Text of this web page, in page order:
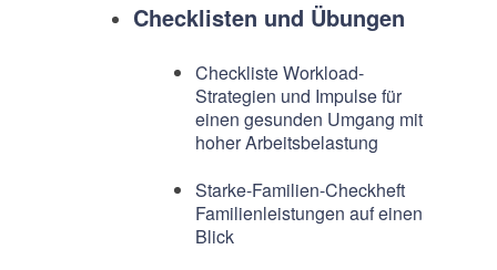
Checklisten und Übungen
Checkliste Workload-
Strategien und Impulse für
einen gesunden Umgang mit
hoher Arbeitsbelastung
Starke-Familien-Checkheft
Familienleistungen auf einen
Blick